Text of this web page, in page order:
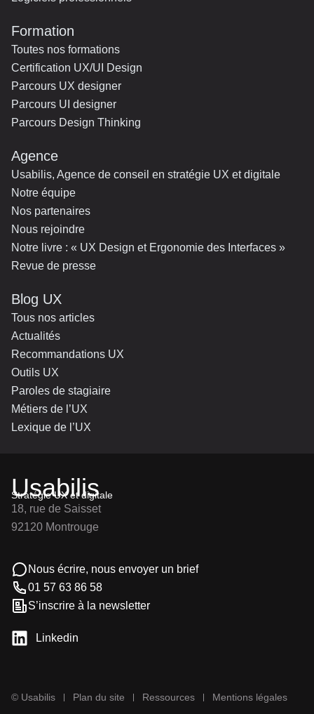
Formation
Toutes nos formations
Certification UX/UI Design
Parcours UX designer
Parcours UI designer
Parcours Design Thinking
Agence
Usabilis, Agence de conseil en stratégie UX et digitale
Notre équipe
Nos partenaires
Nous rejoindre
Notre livre : « UX Design et Ergonomie des Interfaces »
Revue de presse
Blog UX
Tous nos articles
Actualités
Recommandations UX
Outils UX
Paroles de stagiaire
Métiers de l’UX
Lexique de l’UX
Usabilis
Stratégie UX et digitale
18, rue de Saisset
92120 Montrouge
Nous écrire, nous envoyer un brief
01 57 63 86 58
S’inscrire à la newsletter
Linkedin
© Usabilis Plan du site Ressources Mentions légales